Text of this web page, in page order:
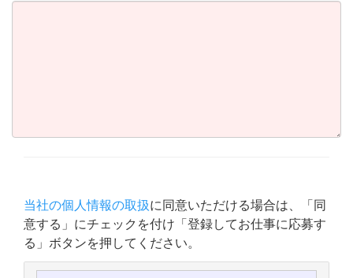
当社の個人情報の取扱に同意いただける場合は、「同
意する」にチェックを付け「登録してお仕事に応募す
る」ボタンを押してください。